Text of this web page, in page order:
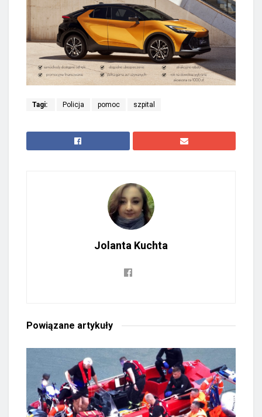
Tagi: Policja pomoc szpital
Jolanta Kuchta
Powiązane artykuły